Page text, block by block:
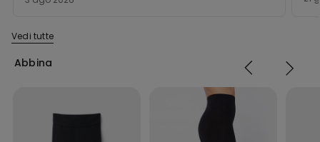
Vedi tutte
Abbina